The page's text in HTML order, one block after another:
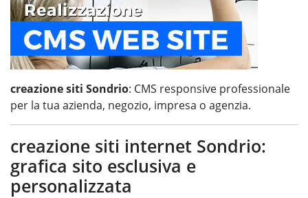
creazione siti Sondrio: CMS responsive professionale
per la tua azienda, negozio, impresa o agenzia.
creazione siti internet Sondrio:
grafica sito esclusiva e
personalizzata